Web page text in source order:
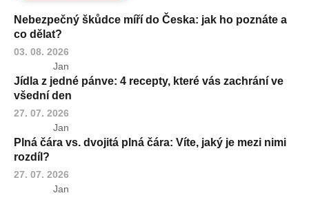
Nebezpečný škůdce míří do Česka: jak ho poznáte a
co dělat?
03. 08. 2026
Jan
Jídla z jedné pánve: 4 recepty, které vás zachrání ve
všední den
27. 07. 2026
Jan
Plná čára vs. dvojitá plná čára: Víte, jaký je mezi nimi
rozdíl?
27. 07. 2026
Jan